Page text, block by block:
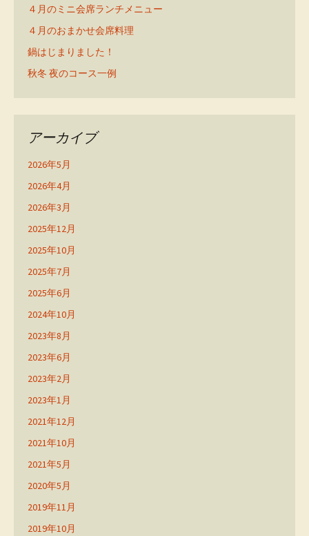
４月のミニ会席ランチメニュー
４月のおまかせ会席料理
鍋はじまりました！
秋冬 夜のコース一例
アーカイブ
2026年5月
2026年4月
2026年3月
2025年12月
2025年10月
2025年7月
2025年6月
2024年10月
2023年8月
2023年6月
2023年2月
2023年1月
2021年12月
2021年10月
2021年5月
2020年5月
2019年11月
2019年10月